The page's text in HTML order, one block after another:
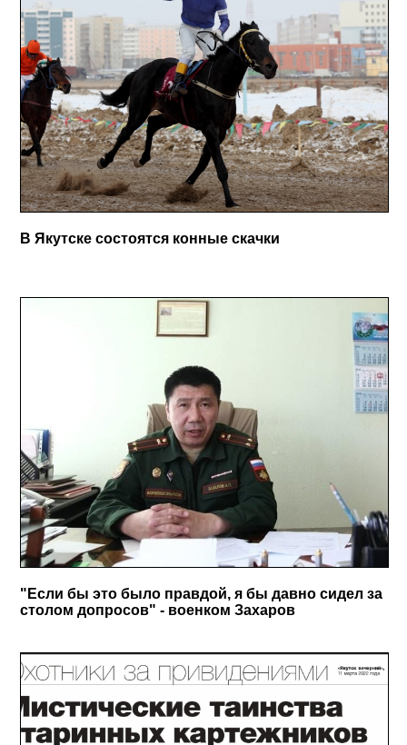
В Якутске состоятся конные скачки
"Если бы это было правдой, я бы давно сидел за
столом допросов" - военком Захаров